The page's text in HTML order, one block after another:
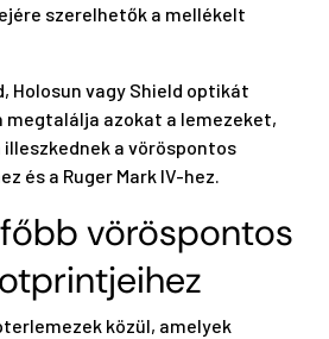
szerelhetők a mellékelt
Holosun vagy Shield optikát
megtalálja azokat a lemezeket,
a vöröspontos
és a Ruger Mark IV-hez.
vöröspontos
közül, amelyek